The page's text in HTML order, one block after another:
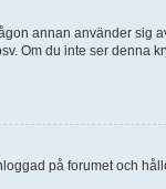
annan använder sig
Om du inte ser denna
på forumet och